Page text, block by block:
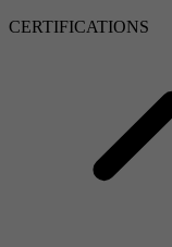
CERTIFICATIONS